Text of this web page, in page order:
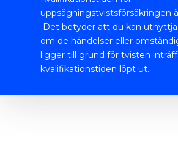
uppsägningstvistsförsäkringen
Det betyder att du kan
om de händelser eller
ligger till grund för tvisten
kvalifikationstiden löpt ut.